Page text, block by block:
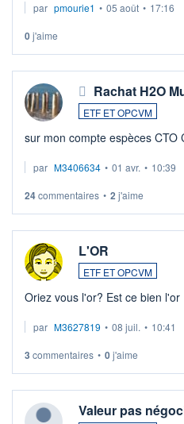
par pmourie1 • 05 août • 17:16
0j'aime
Rachat H2O
ETF ET OPCVM
sur mon compte espèces CTO
par M3406634 • 01 avr. • 10:39
24commentaires • 2 j'aime
L'OR
ETF ET OPCVM
Oriez vous l'or? Est ce bien l'or
par M3627819 • 08 juil. • 10:41
3 commentaires • 0j'aime
Valeur pas